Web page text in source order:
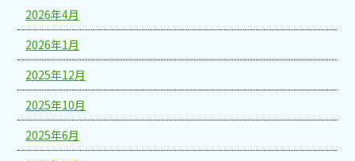
2026年4月
2026年1月
2025年12月
2025年10月
2025年6月